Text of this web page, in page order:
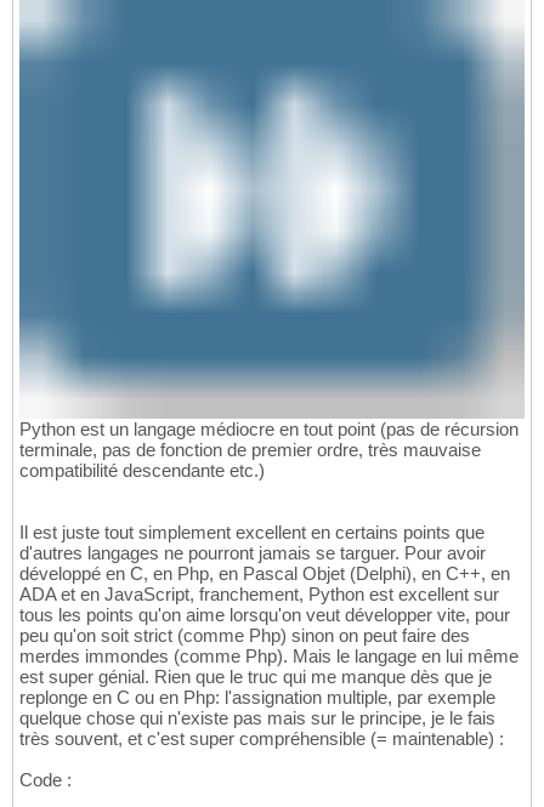
Python est un langage médiocre en tout point (pas de récursion
terminale, pas de fonction de premier ordre, très mauvaise
compatibilité descendante etc.)
Il est juste tout simplement excellent en certains points que
d'autres langages ne pourront jamais se targuer. Pour avoir
développé en C, en Php, en Pascal Objet (Delphi), en C++, en
ADA et en JavaScript, franchement, Python est excellent sur
tous les points qu'on aime lorsqu'on veut développer vite, pour
peu qu'on soit strict (comme Php) sinon on peut faire des
merdes immondes (comme Php). Mais le langage en lui même
est super génial. Rien que le truc qui me manque dès que je
replonge en C ou en Php: l'assignation multiple, par exemple
quelque chose qui n'existe pas mais sur le principe, je le fais
très souvent, et c'est super compréhensible (= maintenable) :
Code :